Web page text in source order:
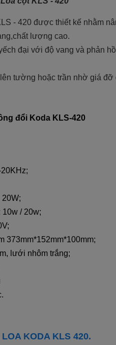
- 420 được thiết kế nhằm
lượng cao.
đại với độ vang và phản
tường hoặc trần nhờ giá đỡ
đổi Koda KLS-420
10w / 20w;
373mm*152mm*100mm;
lưới nhôm trắng;
KODA KLS 420.